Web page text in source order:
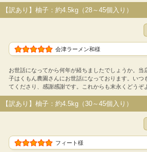
【訳あり】柚子：約4.5kg（28～45個入り）
会津ラーメン和様
お世話になってから何年が経ちましたでしょうか。当
子はくもん農園さんにお世話になっております。いつ
てくださり、感謝感謝です。これからも末永くどうぞ
【訳あり】柚子：約4.5kg（30～45個入り）
フィート様